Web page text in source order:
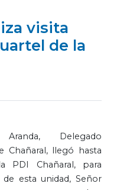
visita
de la
Delegado
Chañaral, llegó hasta
PDI Chañaral, para
esta unidad, Señor